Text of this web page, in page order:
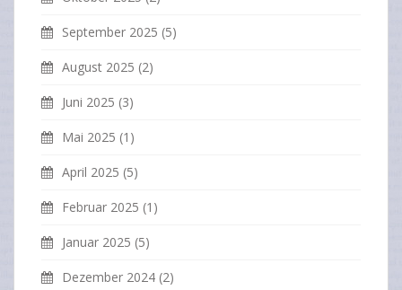
September 2025 (5)
August 2025 (2)
Juni 2025 (3)
Mai 2025 (1)
April 2025 (5)
Februar 2025 (1)
Januar 2025 (5)
Dezember 2024 (2)